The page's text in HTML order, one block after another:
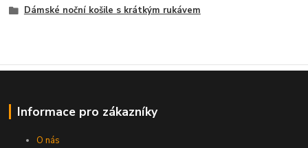
Dámské noční košile s krátkým rukávem
Informace pro zákazníky
O nás